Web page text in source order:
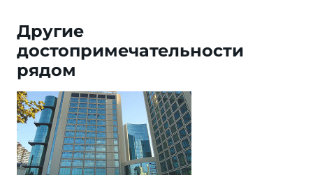
Другие
достопримечательности
рядом